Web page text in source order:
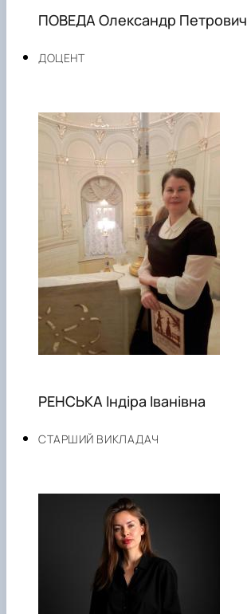
ДОЦЕНТ
ПОВЕДА Олександр Петрович
СТАРШИЙ ВИКЛАДАЧ
РЕНСЬКА Індіра Іванівна